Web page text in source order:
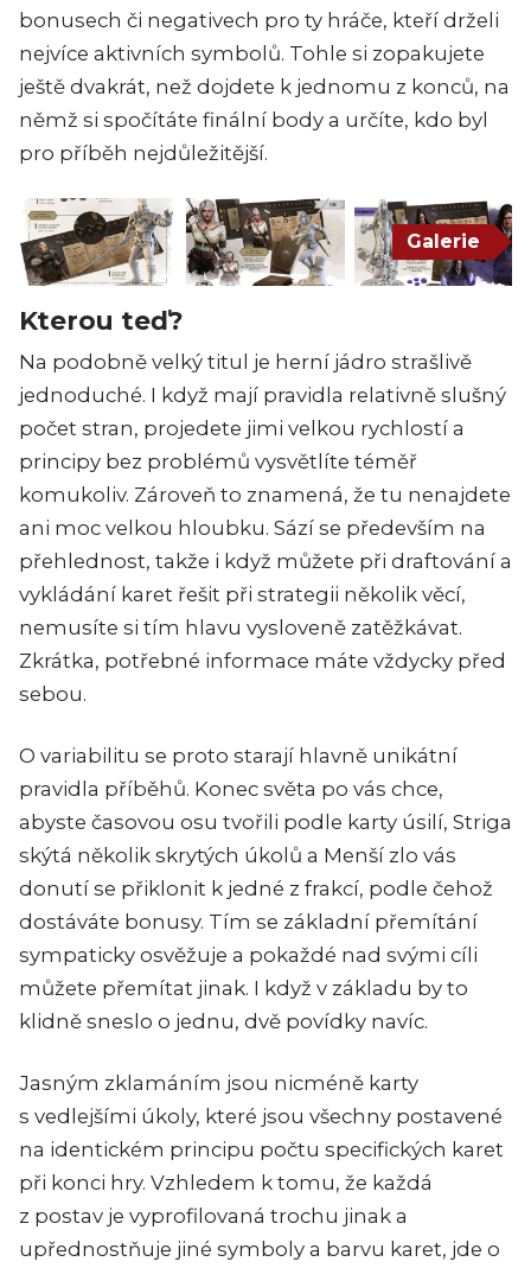
bonusech či negativech pro ty hráče, kteří drželi
nejvíce aktivních symbolů. Tohle si zopakujete
ještě dvakrát, než dojdete k jednomu z konců, na
němž si spočítáte finální body a určíte, kdo byl
pro příběh nejdůležitější.
Galerie
Kterou teď?
Na podobně velký titul je herní jádro strašlivě
jednoduché. I když mají pravidla relativně slušný
počet stran, projedete jimi velkou rychlostí a
principy bez problémů vysvětlíte téměř
komukoliv. Zároveň to znamená, že tu nenajdete
ani moc velkou hloubku. Sází se především na
přehlednost, takže i když můžete při draftování a
vykládání karet řešit při strategii několik věcí,
nemusíte si tím hlavu vysloveně zatěžkávat.
Zkrátka, potřebné informace máte vždycky před
sebou.
O variabilitu se proto starají hlavně unikátní
pravidla příběhů. Konec světa po vás chce,
abyste časovou osu tvořili podle karty úsilí, Striga
skýtá několik skrytých úkolů a Menší zlo vás
donutí se přiklonit k jedné z frakcí, podle čehož
dostáváte bonusy. Tím se základní přemítání
sympaticky osvěžuje a pokaždé nad svými cíli
můžete přemítat jinak. I když v základu by to
klidně sneslo o jednu, dvě povídky navíc.
Jasným zklamáním jsou nicméně karty
s vedlejšími úkoly, které jsou všechny postavené
na identickém principu počtu specifických karet
při konci hry. Vzhledem k tomu, že každá
z postav je vyprofilovaná trochu jinak a
upřednostňuje jiné symboly a barvu karet, jde o